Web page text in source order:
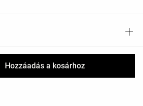
Hozzáadás a kosárhoz